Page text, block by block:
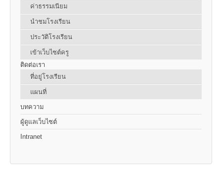
ค่าธรรมเนียม
นำชมโรงเรียน
ประวัติโรงเรียน
เข้าเว็บไซต์ครู
ติดต่อเรา
ที่อยู่โรงเรียน
แผนที่
บทความ
ผู้ดูแลเว็บไซต์
Intranet